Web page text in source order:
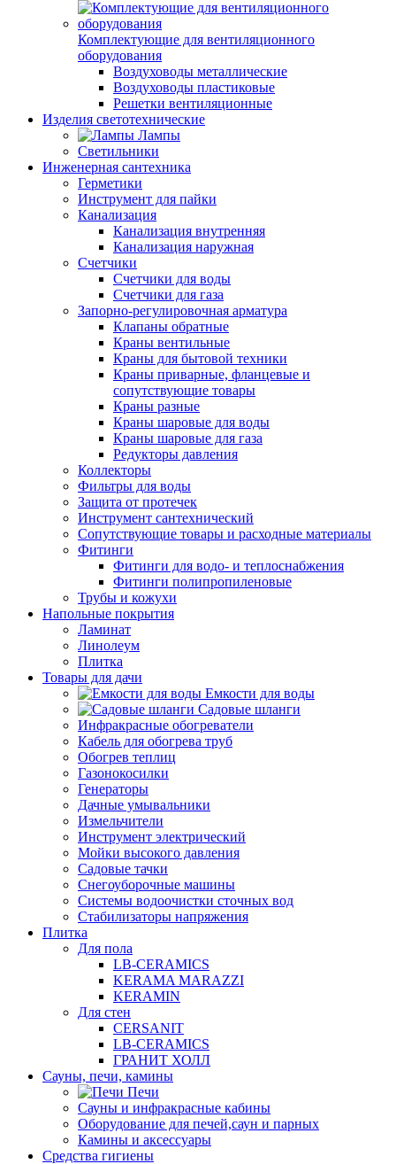
Комплектующие для вентиляционного
оборудования
Воздуховоды металлические
Воздуховоды пластиковые
Решетки вентиляционные
Изделия светотехнические
Лампы
Светильники
Инженерная сантехника
Герметики
Инструмент для пайки
Канализация
Канализация внутренняя
Канализация наружная
Счетчики
Счетчики для воды
Счетчики для газа
Запорно-регулировочная арматура
Клапаны обратные
Краны вентильные
Краны для бытовой техники
Краны приварные, фланцевые и
сопутствующие товары
Краны разные
Краны шаровые для воды
Краны шаровые для газа
Редукторы давления
Коллекторы
Фильтры для воды
Защита от протечек
Инструмент сантехнический
Сопутствующие товары и расходные материалы
Фитинги
Фитинги для водо- и теплоснабжения
Фитинги полипропиленовые
Трубы и кожухи
Напольные покрытия
Ламинат
Линолеум
Плитка
Товары для дачи
Емкости для воды
Садовые шланги
Инфракрасные обогреватели
Кабель для обогрева труб
Обогрев теплиц
Газонокосилки
Генераторы
Дачные умывальники
Измельчители
Инструмент электрический
Мойки высокого давления
Садовые тачки
Снегоуборочные машины
Системы водоочистки сточных вод
Стабилизаторы напряжения
Плитка
Для пола
LB-CERAMICS
KERAMA MARAZZI
KERAMIN
Для стен
CERSANIT
LB-CERAMICS
ГРАНИТ ХОЛЛ
Сауны, печи, камины
Печи
Сауны и инфракрасные кабины
Оборудование для печей,саун и парных
Камины и аксессуары
Средства гигиены